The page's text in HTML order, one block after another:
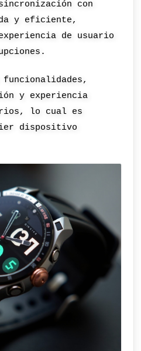
con
y eficiente,
de usuario
y experiencia
lo cual es
dispositivo